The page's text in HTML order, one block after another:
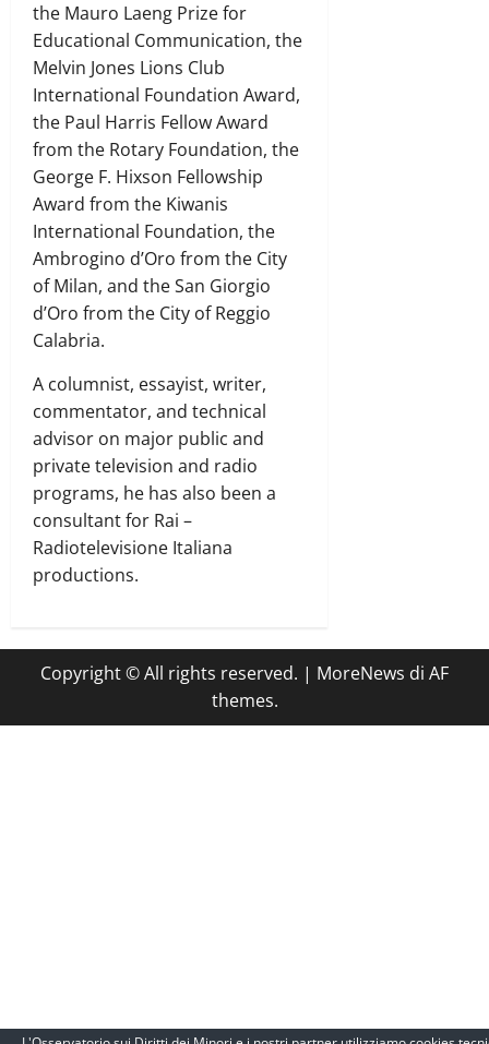
the Mauro Laeng Prize for
Educational Communication, the
Melvin Jones Lions Club
International Foundation Award,
the Paul Harris Fellow Award
from the Rotary Foundation, the
George F. Hixson Fellowship
Award from the Kiwanis
International Foundation, the
Ambrogino d’Oro from the City
of Milan, and the San Giorgio
d’Oro from the City of Reggio
Calabria.
A columnist, essayist, writer,
commentator, and technical
advisor on major public and
private television and radio
programs, he has also been a
consultant for Rai –
Radiotelevisione Italiana
productions.
Copyright © All rights reserved. | MoreNews di AF
themes.